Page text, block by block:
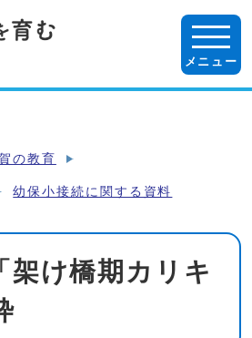
メニュー
の教育
幼保小接続に関する資料
架け橋期カリキ